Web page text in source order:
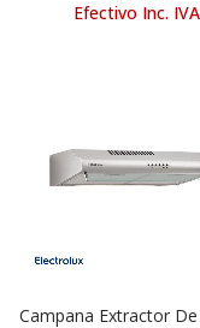
Efectivo Inc. IVA
AÑADIR AL
Campana Extractor